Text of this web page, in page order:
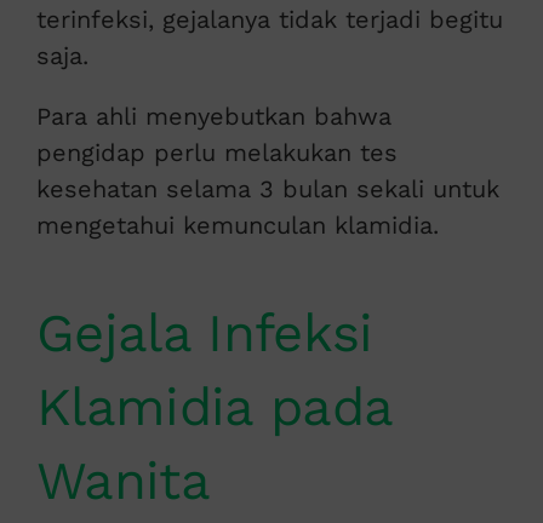
terinfeksi, gejalanya tidak terjadi begitu
saja.
Para ahli menyebutkan bahwa
pengidap perlu melakukan tes
kesehatan selama 3 bulan sekali untuk
mengetahui kemunculan klamidia.
Gejala Infeksi
Klamidia pada
Wanita